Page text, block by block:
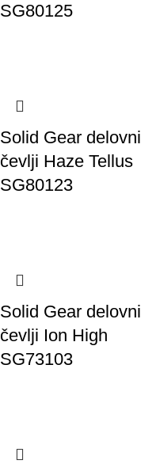
SG80125
Solid Gear delovni
čevlji Haze Tellus
SG80123
Solid Gear delovni
čevlji Ion High
SG73103